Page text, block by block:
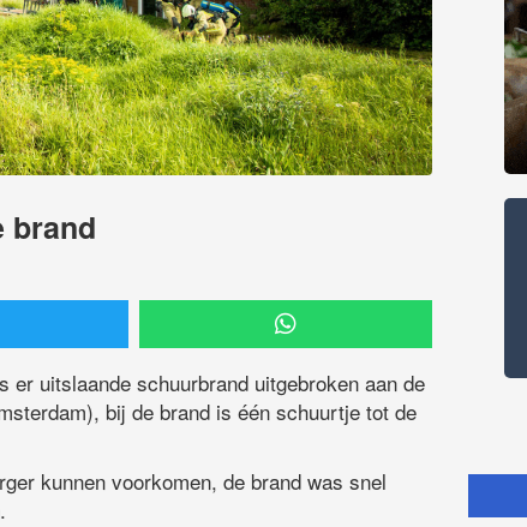
brand
er uitslaande schuurbrand uitgebroken aan de
bij de brand is één schuurtje tot de
kunnen voorkomen, de brand was snel